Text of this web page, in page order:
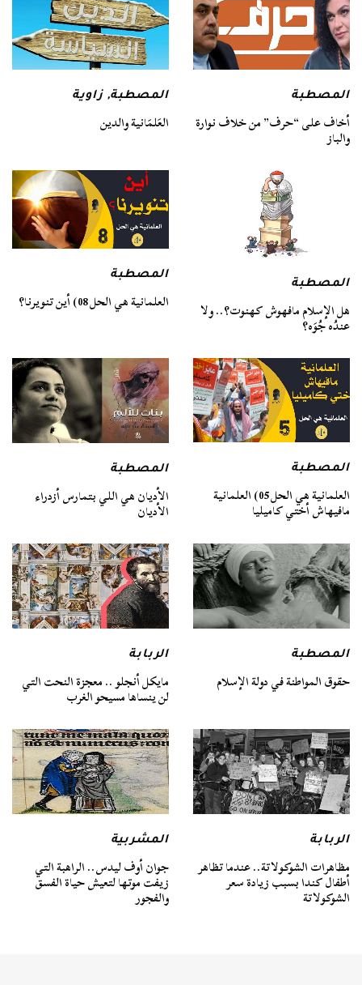
المصطبة
أخاف على “حرف” من خلاف نوارة
والباز
المصطبة, زاوية
العَلمَانية والدين
المصطبة
هل الإسلام مافهوش كهنوت؟.. ولا
عندُه جُوَه؟
المصطبة
العلمانية هي الحل 08) أين تنويرنا؟
المصطبة
العلمانية هي الحل 05) العلمانية
مافيهاش أختي كاميليا
المصطبة
الأديان هي اللي بتمارس أزدراء
الأديان
المصطبة
حقوق المواطنة في دولة الإسلام
الربابة
مايكل أنجلو .. معجزة النحت التي
لن ينساها مسيحو الغرب
الربابة
مظاهرات الشوكولاتة.. عندما تظاهر
أطفال كندا بسبب زيادة سعر
الشوكولاتة
المشربية
جوان أوف ليدس.. الراهبة التي
زيفت موتها لتعيش حياة الفسق
والفجور